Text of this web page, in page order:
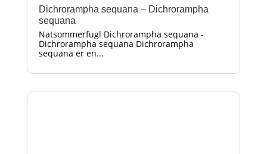
Dichrorampha sequana – Dichrorampha
sequana
Natsommerfugl Dichrorampha sequana -
Dichrorampha sequana Dichrorampha
sequana er en...